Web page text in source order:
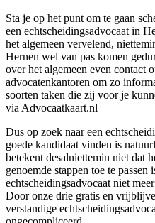
Sta je op het punt om te gaan
een echtscheidingsadvocaat in
het algemeen vervelend,
Hernen wel van pas komen
over het algemeen even contact
advocatenkantoren om zo
soorten taken die zij voor je
via Advocaatkaart.nl
Dus op zoek naar een
goede kandidaat vinden is
betekent desalniettemin niet dat
genoemde stappen toe te passen
echtscheidingsadvocaat niet
Door onze drie gratis en
verstandige